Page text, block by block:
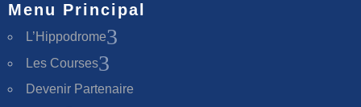
Menu Principal
L’Hippodrome3
Les Courses3
Devenir Partenaire